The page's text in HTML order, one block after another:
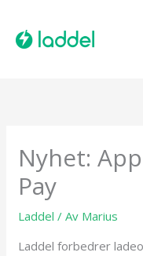
rett
Nyhet:
Pay
Laddel / Av Marius
Laddel forbedrer